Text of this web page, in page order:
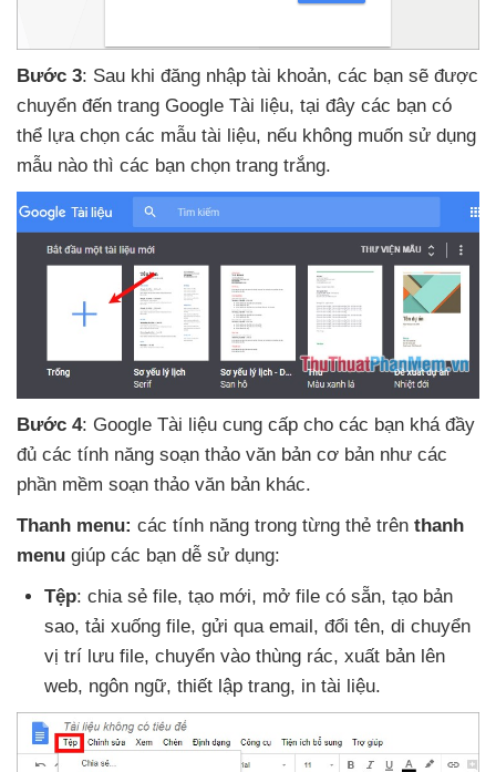
Bước 3: Sau khi đăng nhập tài khoản, các bạn sẽ được
chuyển đến trang Google Tài liệu, tại đây các bạn có
thể lựa chọn các mẫu tài liệu, nếu không muốn sử dụng
mẫu nào thì các bạn chọn trang trắng.
Bước 4: Google Tài liệu cung cấp cho các bạn khá đầy
đủ các tính năng soạn thảo văn bản cơ bản như các
phần mềm soạn thảo văn bản khác.
Thanh menu: các tính năng trong từng thẻ trên thanh
menu giúp các bạn dễ sử dụng:
Tệp: chia sẻ file, tạo mới, mở file có sẵn, tạo bản
sao, tải xuống file, gửi qua email, đổi tên, di chuyển
vị trí lưu file, chuyển vào thùng rác, xuất bản lên
web, ngôn ngữ, thiết lập trang, in tài liệu.